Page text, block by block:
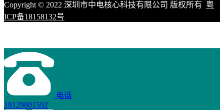
Copyright © 2022 深圳市中电核心科技有限公司 版权所有 粤
ICP备18158132号
电话
18129801592